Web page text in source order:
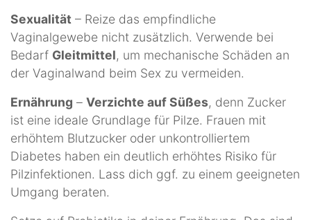
Sexualität – Reize das empfindliche
Vaginalgewebe nicht zusätzlich. Verwende bei
Bedarf Gleitmittel, um mechanische Schäden an
der Vaginalwand beim Sex zu vermeiden.
Ernährung – Verzichte auf Süßes, denn Zucker
ist eine ideale Grundlage für Pilze. Frauen mit
erhöhtem Blutzucker oder unkontrolliertem
Diabetes haben ein deutlich erhöhtes Risiko für
Pilzinfektionen. Lass dich ggf. zu einem geeigneten
Umgang beraten.